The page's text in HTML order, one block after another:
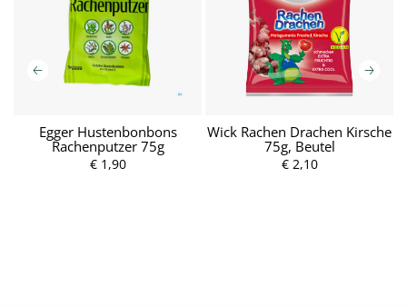
Egger Hustenbonbons
Rachenputzer 75g
€ 1,90
Wick Rachen Drachen Kirsche
75g, Beutel
€ 2,10